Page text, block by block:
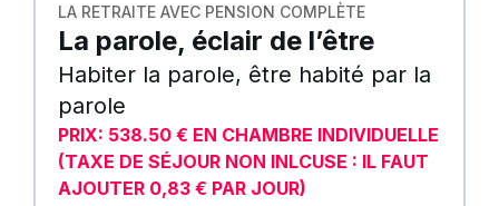
LA RETRAITE AVEC PENSION COMPLÈTE
La parole, éclair de l’être
Habiter la parole, être habité par la
parole
PRIX: 538.50 € EN CHAMBRE INDIVIDUELLE
(TAXE DE SÉJOUR NON INLCUSE : IL FAUT
AJOUTER 0,83 € PAR JOUR)